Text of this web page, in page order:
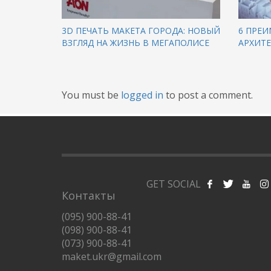
3D ПЕЧАТЬ МАКЕТА ГОРОДА: НОВЫЙ
ВЗГЛЯД НА ЖИЗНЬ В МЕГАПОЛИСЕ
6
You must be logged in to post a comment.
GET SOCIAL
Контакты
(095) 900-88-41
(098) 900-88-41
(073) 900-88-41
maket.ukr@gmail.com